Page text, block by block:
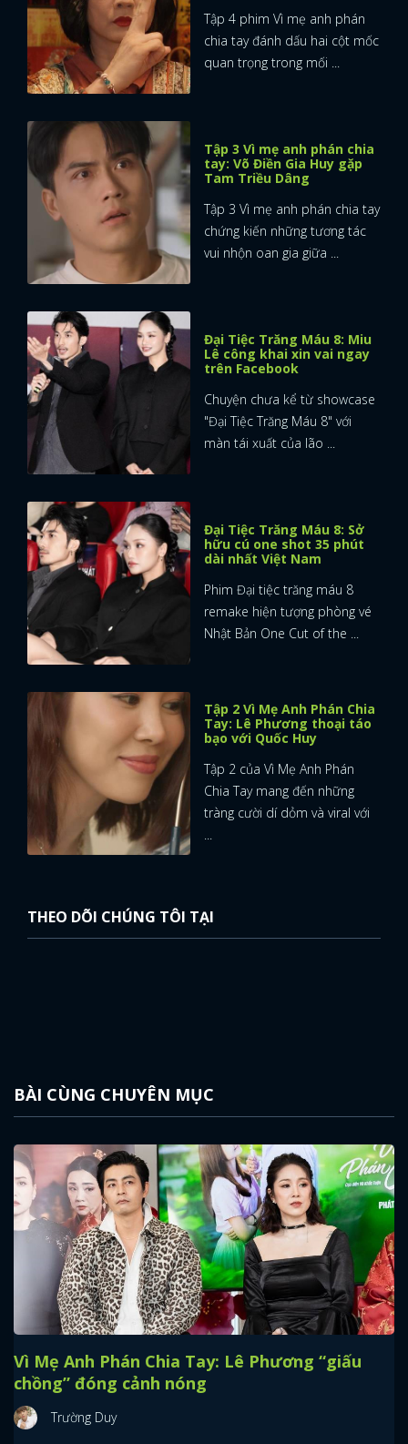
FACEBOOK GOOGLE
Tập 4 phim Vì mẹ anh phán
chia tay đánh dấu hai cột mốc
quan trọng trong mối ...
Tập 3 Vì mẹ anh phán chia
tay: Võ Điền Gia Huy gặp
Tam Triều Dâng
Tập 3 Vì mẹ anh phán chia tay
chứng kiến những tương tác
vui nhộn oan gia giữa ...
Đại Tiệc Trăng Máu 8: Miu
Lê công khai xin vai ngay
trên Facebook
Chuyện chưa kể từ showcase
"Đại Tiệc Trăng Máu 8" với
màn tái xuất của lão ...
Đại Tiệc Trăng Máu 8: Sở
hữu cú one shot 35 phút
dài nhất Việt Nam
Phim Đại tiệc trăng máu 8
remake hiện tượng phòng vé
Nhật Bản One Cut of the ...
Tập 2 Vì Mẹ Anh Phán Chia
Tay: Lê Phương thoại táo
bạo với Quốc Huy
Tập 2 của Vì Mẹ Anh Phán
Chia Tay mang đến những
tràng cười dí dỏm và viral với
...
THEO DÕI CHÚNG TÔI TẠI
BÀI CÙNG CHUYÊN MỤC
Vì Mẹ Anh Phán Chia Tay: Lê Phương “giấu
chồng” đóng cảnh nóng
Trường Duy